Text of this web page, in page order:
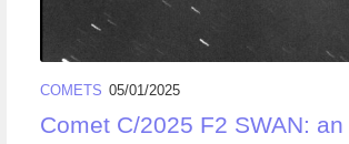
COMETS 05/01/2025
Comet C/2025 F2 SWAN: an